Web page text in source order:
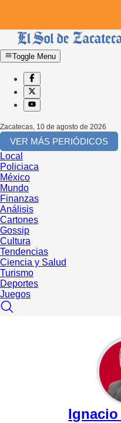
Toggle Menu
Zacatecas, 10 de agosto de 2026
VER MÁS PERIÓDICOS
Local
Policiaca
México
Mundo
Finanzas
Análisis
Cartones
Gossip
Cultura
Tendencias
Ciencia y Salud
Turismo
Deportes
Juegos
Ignacio